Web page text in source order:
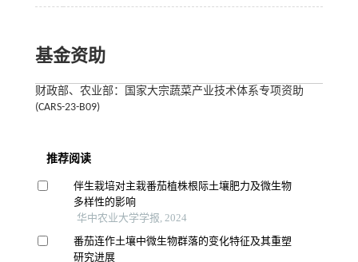
基金资助
财政部、农业部：国家大宗蔬菜产业技术体系专项资助
(CARS-23-B09)